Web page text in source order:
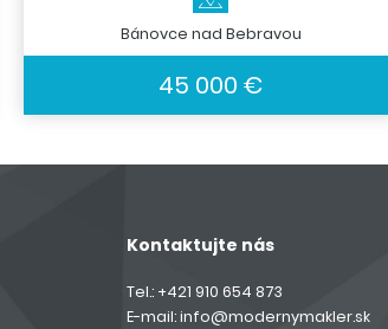
Bánovce nad Bebravou
45 000 €
Kontaktujte nás
Tel.: +421 910 654 873
E-mail:info@modernymakler.sk